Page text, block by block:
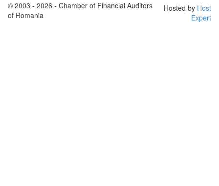
© 2003 - 2026 - Chamber of Financial Auditors
of Romania
Hosted by Host
Expert